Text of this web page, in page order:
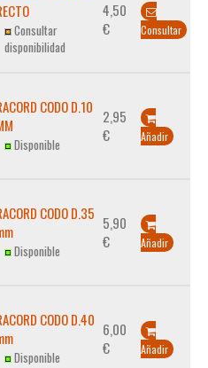
Consultar
disponibilidad
4,50
€
Consultar
CODO D.10
Disponible
2,95
€
Añadir
CODO D.35
Disponible
5,90
€
Añadir
CODO D.40
Disponible
6,00
€
Añadir